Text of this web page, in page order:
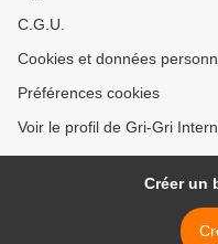
C.G.U.
Cookies et données
Préférences cookies
Voir le profil de Gri-Gri
Créer un